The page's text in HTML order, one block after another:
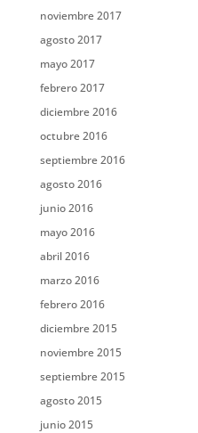
noviembre 2017
agosto 2017
mayo 2017
febrero 2017
diciembre 2016
octubre 2016
septiembre 2016
agosto 2016
junio 2016
mayo 2016
abril 2016
marzo 2016
febrero 2016
diciembre 2015
noviembre 2015
septiembre 2015
agosto 2015
junio 2015